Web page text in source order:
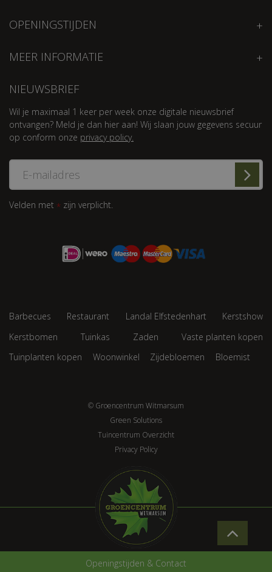
OPENINGSTIJDEN
MEER INFORMATIE
NIEUWSBRIEF
Wil je maximaal 1 keer per week onze digitale nieuwsbrief
ontvangen? Meld je dan hier aan! Wij slaan jouw gegevens secuur
op conform onze privacy policy.
Velden met * zijn verplicht.
Barbecues Restaurant Landal Elfstedenhart
Kerstshow
Kerstbomen
Tuinkas Zaden
Vaste planten kopen
Tuinplanten kopen
Woonwinkel Zijdebloemen Bloemist
© Groencentrum Witmarsum
Green Solutions
Tuincentrum Overzicht
Privacy Policy
Openingstijden & Contact